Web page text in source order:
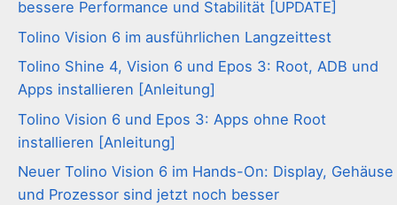
bessere Performance und Stabilität [UPDATE]
Tolino Vision 6 im ausführlichen Langzeittest
Tolino Shine 4, Vision 6 und Epos 3: Root, ADB und
Apps installieren [Anleitung]
Tolino Vision 6 und Epos 3: Apps ohne Root
installieren [Anleitung]
Neuer Tolino Vision 6 im Hands-On: Display, Gehäuse
und Prozessor sind jetzt noch besser